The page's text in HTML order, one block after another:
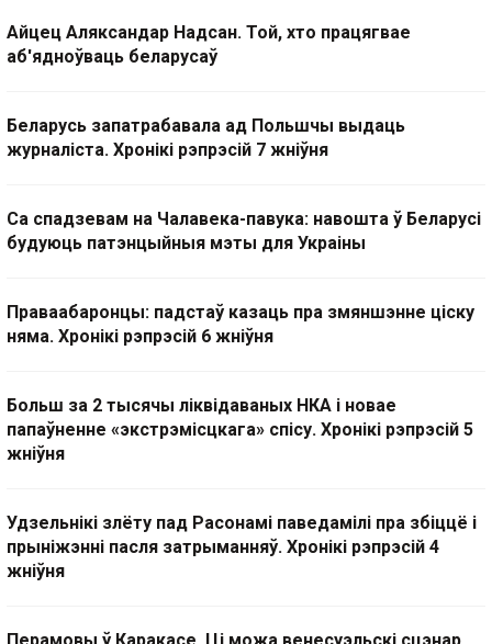
Айцец Аляксандар Надсан. Той, хто працягвае
аб'ядноўваць беларусаў
Беларусь запатрабавала ад Польшчы выдаць
журналіста. Хронікі рэпрэсій 7 жніўня
Са спадзевам на Чалавека-павука: навошта ў Беларусі
будуюць патэнцыйныя мэты для Украіны
Праваабаронцы: падстаў казаць пра змяншэнне ціску
няма. Хронікі рэпрэсій 6 жніўня
Больш за 2 тысячы ліквідаваных НКА і новае
папаўненне «экстрэмісцкага» спісу. Хронікі рэпрэсій 5
жніўня
Удзельнікі злёту пад Расонамі паведамілі пра збіццё і
прыніжэнні пасля затрыманняў. Хронікі рэпрэсій 4
жніўня